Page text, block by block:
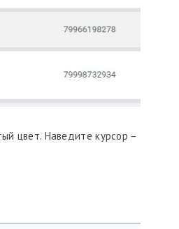
цвет. Наведите курсор –